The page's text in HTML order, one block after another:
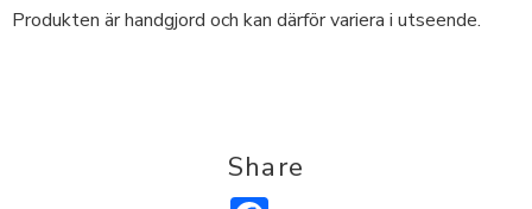
Produkten är handgjord och kan därför variera i utseende.
Share